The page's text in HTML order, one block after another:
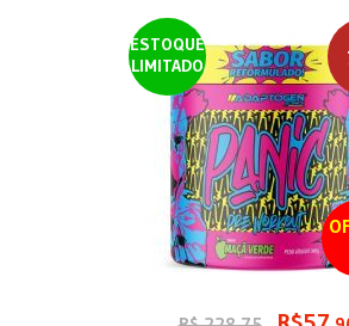
ESTOQUE
LIMITADO